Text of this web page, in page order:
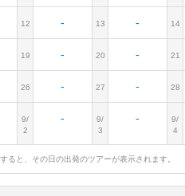
12 - 13 - 14
19 - 20 - 21
26 - 27 - 28
9/
2
-
9/
3
-
9/
4
ると、その日の出発のツアーが表示されます。